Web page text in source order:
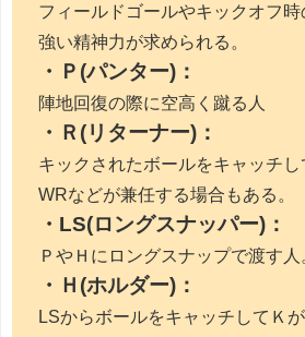
フィールドゴールやキックオフ時
強い精神力が求められる。
・Ｐ(パンター)：
陣地回復の際に空高く蹴る人
・Ｒ(リターナー)：
キックされたボールをキャッチし
WRなどが兼任する場合もある。
・LS(ロングスナッパー)：
ＰやＨにロングスナップで渡す人
・Ｈ(ホルダー)：
LSからボールをキャッチしてＫ